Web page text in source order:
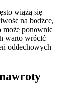
wiążą się
na bodźce,
może ponownie
warto wrócić
oddechowych